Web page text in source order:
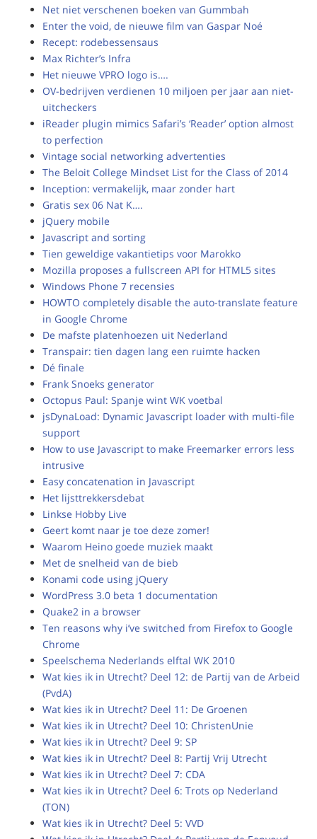
Net niet verschenen boeken van Gummbah
Enter the void, de nieuwe film van Gaspar Noé
Recept: rodebessensaus
Max Richter’s Infra
Het nieuwe VPRO logo is….
OV-bedrijven verdienen 10 miljoen per jaar aan niet-
uitcheckers
iReader plugin mimics Safari’s ‘Reader’ option almost
to perfection
Vintage social networking advertenties
The Beloit College Mindset List for the Class of 2014
Inception: vermakelijk, maar zonder hart
Gratis sex 06 Nat K….
jQuery mobile
Javascript and sorting
Tien geweldige vakantietips voor Marokko
Mozilla proposes a fullscreen API for HTML5 sites
Windows Phone 7 recensies
HOWTO completely disable the auto-translate feature
in Google Chrome
De mafste platenhoezen uit Nederland
Transpair: tien dagen lang een ruimte hacken
Dé finale
Frank Snoeks generator
Octopus Paul: Spanje wint WK voetbal
jsDynaLoad: Dynamic Javascript loader with multi-file
support
How to use Javascript to make Freemarker errors less
intrusive
Easy concatenation in Javascript
Het lijsttrekkersdebat
Linkse Hobby Live
Geert komt naar je toe deze zomer!
Waarom Heino goede muziek maakt
Met de snelheid van de bieb
Konami code using jQuery
WordPress 3.0 beta 1 documentation
Quake2 in a browser
Ten reasons why i’ve switched from Firefox to Google
Chrome
Speelschema Nederlands elftal WK 2010
Wat kies ik in Utrecht? Deel 12: de Partij van de Arbeid
(PvdA)
Wat kies ik in Utrecht? Deel 11: De Groenen
Wat kies ik in Utrecht? Deel 10: ChristenUnie
Wat kies ik in Utrecht? Deel 9: SP
Wat kies ik in Utrecht? Deel 8: Partij Vrij Utrecht
Wat kies ik in Utrecht? Deel 7: CDA
Wat kies ik in Utrecht? Deel 6: Trots op Nederland
(TON)
Wat kies ik in Utrecht? Deel 5: VVD